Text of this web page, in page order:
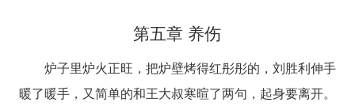
第五章 养伤
炉子里炉火正旺，把炉壁烤得红彤彤的，刘胜利伸手
暖了暖手，又简单的和王大叔寒暄了两句，起身要离开。